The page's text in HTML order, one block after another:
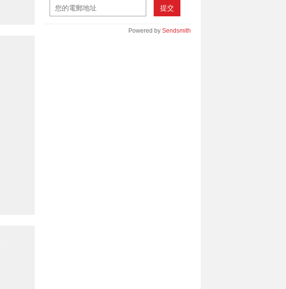
提交
Powered by Sendsmith